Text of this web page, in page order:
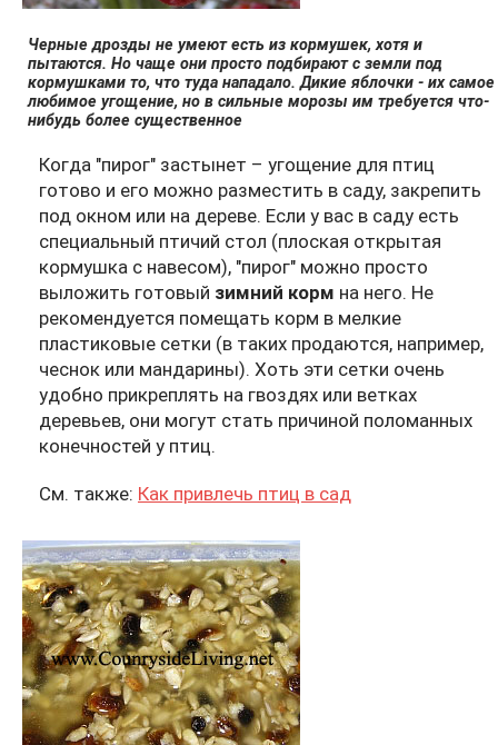
Черные дрозды не умеют есть из кормушек, хотя и
пытаются. Но чаще они просто подбирают с земли под
кормушками то, что туда нападало. Дикие яблочки - их самое
любимое угощение, но в сильные морозы им требуется что-
нибудь более существенное
Когда "пирог" застынет – угощение для птиц
готово и его можно разместить в саду, закрепить
под окном или на дереве. Если у вас в саду есть
специальный птичий стол (плоская открытая
кормушка с навесом), "пирог" можно просто
выложить готовый зимний корм на него. Не
рекомендуется помещать корм в мелкие
пластиковые сетки (в таких продаются, например,
чеснок или мандарины). Хоть эти сетки очень
удобно прикреплять на гвоздях или ветках
деревьев, они могут стать причиной поломанных
конечностей у птиц.
См. также: Как привлечь птиц в сад